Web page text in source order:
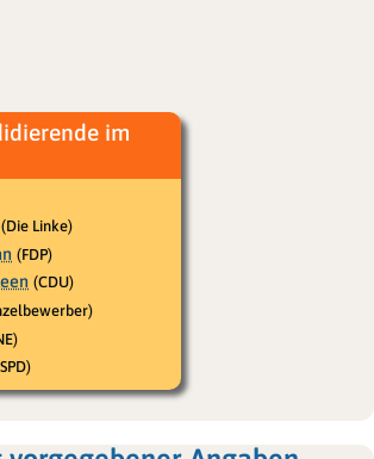
im
(Die Linke)
(FDP)
(CDU)